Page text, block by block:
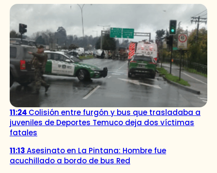
11:24 Colisión entre furgón y bus que trasladaba a
juveniles de Deportes Temuco deja dos víctimas
fatales
11:13Asesinato en La Pintana: Hombre fue
acuchillado a bordo de bus Red